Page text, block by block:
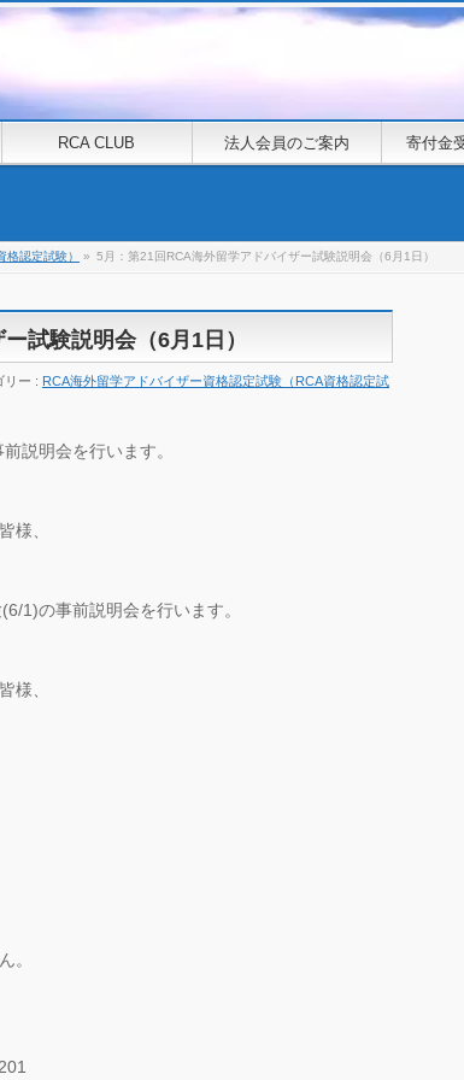
RCA CLUB 法人会員のご案内 寄付金
認定試験） » 5月：第21回RCA海外留学アドバイザー試験説明会（6月1日）
試験説明会（6月1日）
リー : RCA海外留学アドバイザー資格認定試験（RCA資格認定試
説明会を行います。
様、
1)の事前説明会を行います。
様、
。